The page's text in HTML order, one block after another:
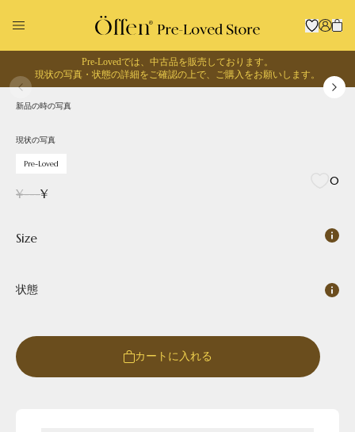
Pre-Lovedでは、中古品を販売しております。
現状の写真・状態の詳細をご確認の上で、 ご購入をお願いします。
現状の写真
新品の時の写真
現状の写真
Pre-Loved
0
¥---¥
Size
状態
カートに入れる